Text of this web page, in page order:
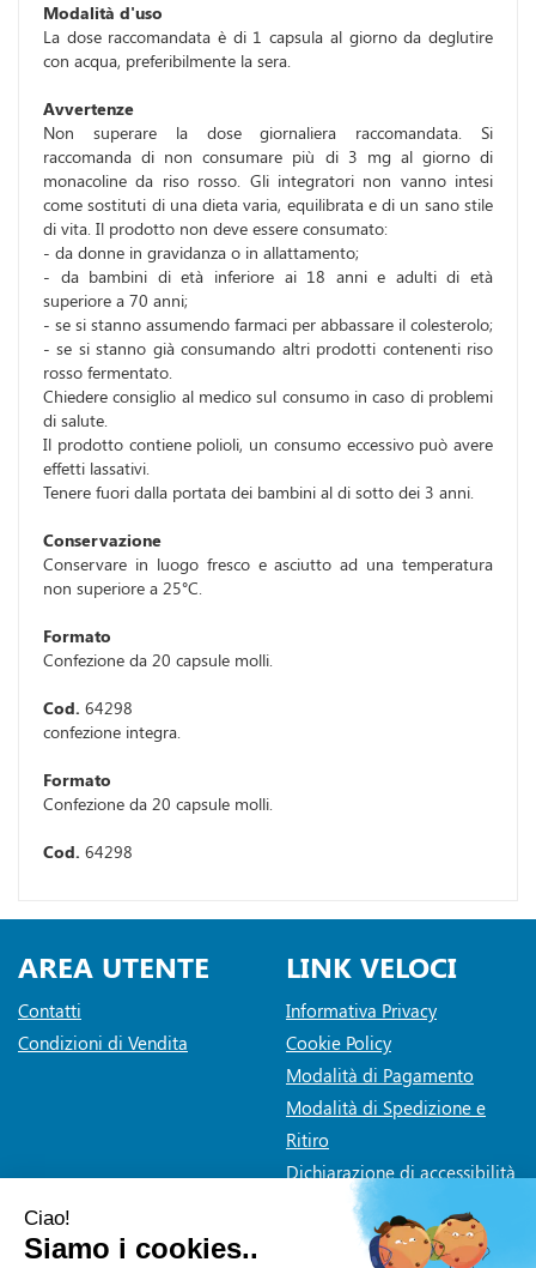
Modalità d'uso
La dose raccomandata è di 1 capsula al giorno da deglutire
con acqua, preferibilmente la sera.
Avvertenze
Non superare la dose giornaliera raccomandata. Si
raccomanda di non consumare più di 3 mg al giorno di
monacoline da riso rosso. Gli integratori non vanno intesi
come sostituti di una dieta varia, equilibrata e di un sano stile
di vita. Il prodotto non deve essere consumato:
- da donne in gravidanza o in allattamento;
- da bambini di età inferiore ai 18 anni e adulti di età
superiore a 70 anni;
- se si stanno assumendo farmaci per abbassare il colesterolo;
- se si stanno già consumando altri prodotti contenenti riso
rosso fermentato.
Chiedere consiglio al medico sul consumo in caso di problemi
di salute.
Il prodotto contiene polioli, un consumo eccessivo può avere
effetti lassativi.
Tenere fuori dalla portata dei bambini al di sotto dei 3 anni.
Conservazione
Conservare in luogo fresco e asciutto ad una temperatura
non superiore a 25°C.
Formato
Confezione da 20 capsule molli.
Cod. 64298
confezione integra.
Formato
Confezione da 20 capsule molli.
Cod. 64298
AREA UTENTE
Contatti
Condizioni di Vendita
LINK VELOCI
Informativa Privacy
Cookie Policy
Modalità di Pagamento
Modalità di Spedizione e
Ritiro
Dichiarazione di accessibilità